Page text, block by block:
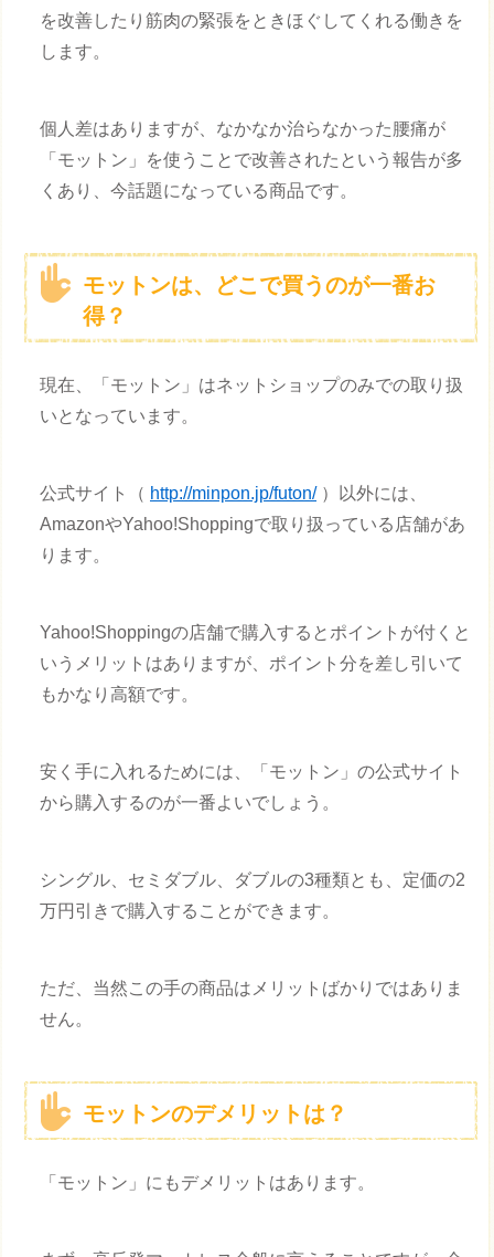
を改善したり筋肉の緊張をときほぐしてくれる働きを
します。
個人差はありますが、なかなか治らなかった腰痛が
「モットン」を使うことで改善されたという報告が多
くあり、今話題になっている商品です。
モットンは、どこで買うのが一番お
得？
現在、「モットン」はネットショップのみでの取り扱
いとなっています。
公式サイト（ http://minpon.jp/futon/）以外には、
AmazonやYahoo!Shoppingで取り扱っている店舗があ
ります。
Yahoo!Shoppingの店舗で購入するとポイントが付くと
いうメリットはありますが、ポイント分を差し引いて
もかなり高額です。
安く手に入れるためには、「モットン」の公式サイト
から購入するのが一番よいでしょう。
シングル、セミダブル、ダブルの3種類とも、定価の2
万円引きで購入することができます。
ただ、当然この手の商品はメリットばかりではありま
せん。
モットンのデメリットは？
「モットン」にもデメリットはあります。